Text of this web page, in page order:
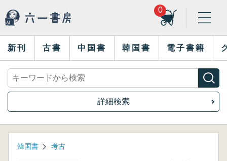
0
新刊 古書 中国書 韓国書 電子書籍
詳細検索
韓国書 考古